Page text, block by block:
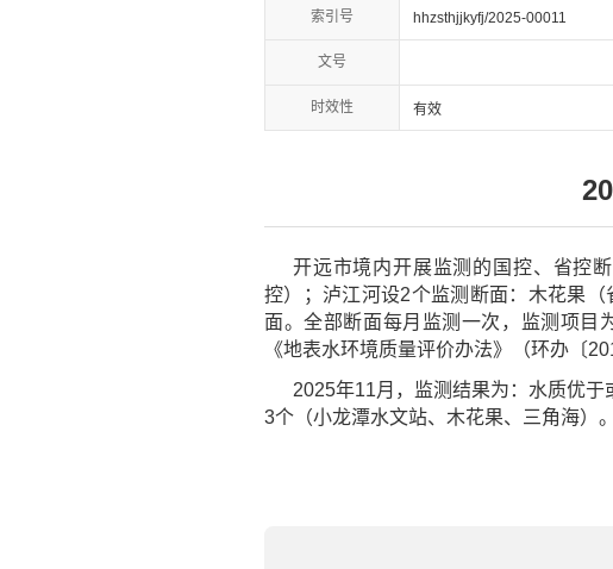
索引号 hhzsthjjkyfj/2025-00011
文号
时效性 有效
开远市境内开展监测的国控、省控
控）；泸江河设2个监测断面：木花果
面。全部断面每月监测一次，监测项目
《地表水环境质量评价办法》（环办〔
2025年11月，监测结果为：水质优
3个（小龙潭水文站、木花果、三角海）。